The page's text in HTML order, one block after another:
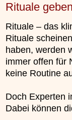
Rituale
Rituale – das
Rituale
haben, werden
immer offen für
keine Routine
Doch Experten
Dabei können